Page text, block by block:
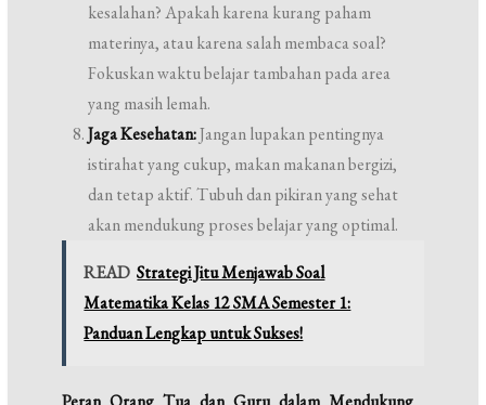
kesalahan? Apakah karena kurang paham
materinya, atau karena salah membaca soal?
Fokuskan waktu belajar tambahan pada area
yang masih lemah.
Jaga Kesehatan:Jangan lupakan pentingnya
istirahat yang cukup, makan makanan bergizi,
dan tetap aktif. Tubuh dan pikiran yang sehat
akan mendukung proses belajar yang optimal.
READ Strategi Jitu Menjawab Soal
Matematika Kelas 12 SMA Semester 1:
Panduan Lengkap untuk Sukses!